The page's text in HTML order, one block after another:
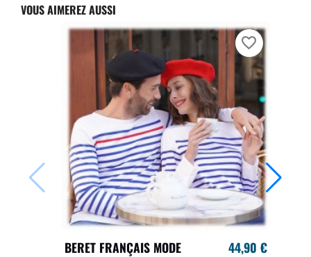
VOUS AIMEREZ AUSSI
BERET FRANÇAIS MODE 44,90 €
favorite_border